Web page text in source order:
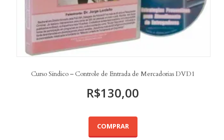
Curso Sindico – Controle de Entrada de Mercadorias DVD1
R$130,00
COMPRAR